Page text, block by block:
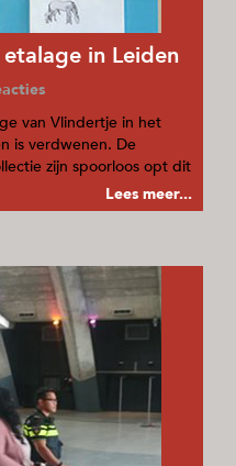
in Leiden
van Vlindertje in het
is verdwenen. De
zijn spoorloos opt dit
Lees meer...